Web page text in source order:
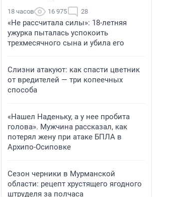
18 часов 16 975 28
«Не рассчитала силы»: 18-летняя
ужурка пыталась успокоить
трехмесячного сына и убила его
Слизни атакуют: как спасти цветник
от вредителей — три копеечных
способа
«Нашел Наденьку, а у нее пробита
голова». Мужчина рассказал, как
потерял жену при атаке БПЛА в
Архипо-Осиповке
Сезон черники в Мурманской
области: рецепт хрустящего ягодного
штруделя за полчаса